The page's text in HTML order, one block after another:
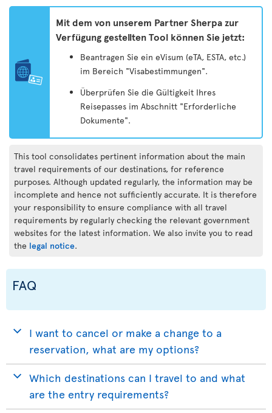
Mit dem von unserem Partner Sherpa zur
Verfügung gestellten Tool können Sie jetzt:
Beantragen Sie ein eVisum (eTA, ESTA, etc.)
im Bereich "Visabestimmungen".
Überprüfen Sie die Gültigkeit Ihres
Reisepasses im Abschnitt "Erforderliche
Dokumente".
This tool consolidates pertinent information about the main
travel requirements of our destinations, for reference
purposes. Although updated regularly, the information may be
incomplete and hence not sufficiently accurate. It is therefore
your responsibility to ensure compliance with all travel
requirements by regularly checking the relevant government
websites for the latest information. We also invite you to read
the legal notice.
FAQ
I want to cancel or make a change to a
reservation, what are my options?
Which destinations can I travel to and what
are the entry requirements?